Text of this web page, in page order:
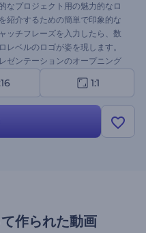
なプロジェクト用の魅力的なロ
紹介するための簡単で印象的な
ッチフレーズを入力したら、数
ベルのロゴが姿を現します。
ゼンテーションのオープニング
この自然をモチーフにしたテ
せるための一歩を踏み出しまし
1:1
作られた動画